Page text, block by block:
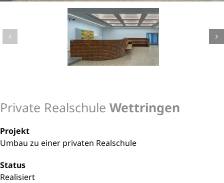
Private Realschule Wettringen
Projekt
Umbau zu einer privaten Realschule
Status
Realisiert